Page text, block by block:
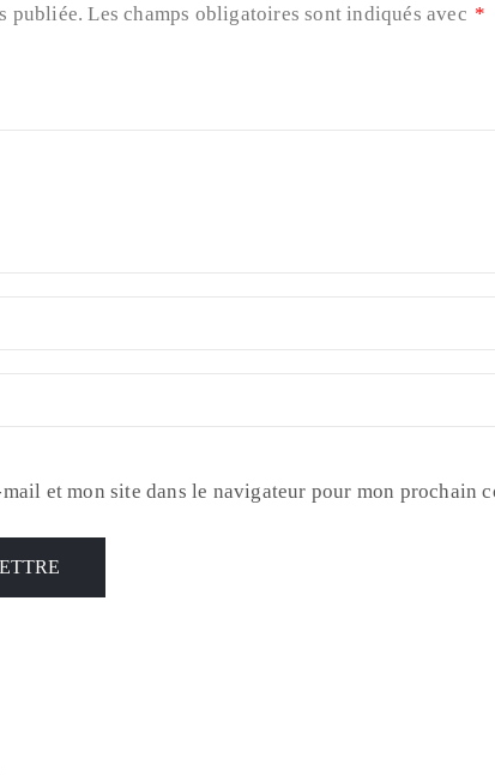
publiée. Les champs obligatoires sont indiqués avec *
et mon site dans le navigateur pour mon prochain